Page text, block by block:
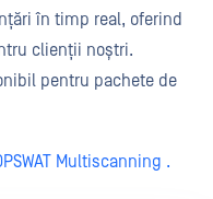
în timp real, oferind
clienții noștri.
pentru pachete de
Multiscanning .